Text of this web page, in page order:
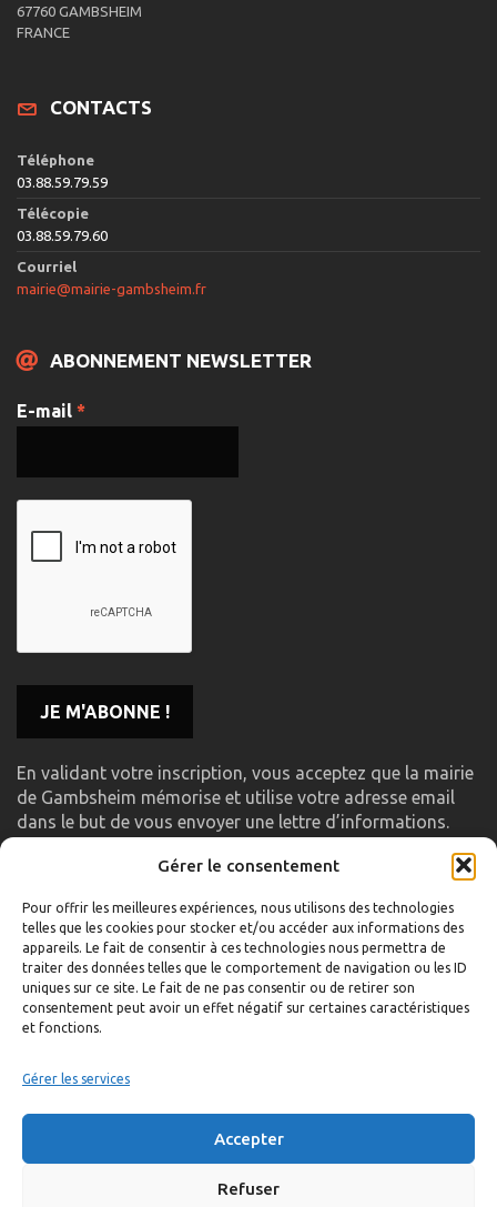
Gérer le consentement
Pour offrir les meilleures expériences, nous utilisons des technologies
telles que les cookies pour stocker et/ou accéder aux informations des
appareils. Le fait de consentir à ces technologies nous permettra de
traiter des données telles que le comportement de navigation ou les ID
uniques sur ce site. Le fait de ne pas consentir ou de retirer son
consentement peut avoir un effet négatif sur certaines caractéristiques
et fonctions.
Gérer les services
Accepter
Refuser
67760 GAMBSHEIM
FRANCE
CONTACTS
Téléphone
03.88.59.79.59
Télécopie
03.88.59.79.60
Courriel
mairie@mairie-gambsheim.fr
ABONNEMENT NEWSLETTER
E-mail *
En validant votre inscription, vous acceptez que la mairie
de Gambsheim mémorise et utilise votre adresse email
dans le but de vous envoyer une lettre d’informations.
LIENS UTILES
Accueil
Formulaire de contact
Gambs TV
Mentions légales